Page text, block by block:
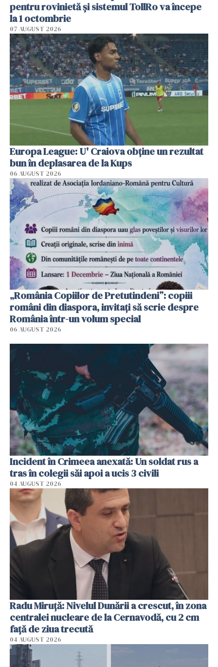
pentru rovinietă şi sistemul TollRo va începe
la 1 octombrie
07 AUGUST 2026
Europa League: U' Craiova obține un rezultat
bun în deplasarea de la Kups
06 AUGUST 2026
„România Copiilor de Pretutindeni”: copiii
români din diaspora, invitați să scrie despre
România într-un volum special
06 AUGUST 2026
Incident în Crimeea anexată: Un soldat rus a
tras în colegii săi apoi a ucis 3 civili
04 AUGUST 2026
Radu Miruţă: Nivelul Dunării a crescut, în zona
centralei nucleare de la Cernavodă, cu 2 cm
faţă de ziua trecută
04 AUGUST 2026